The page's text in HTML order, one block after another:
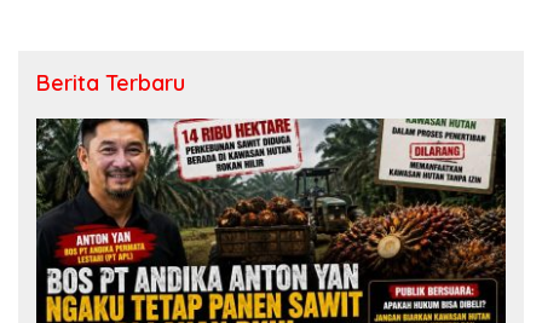
Berita Terbaru